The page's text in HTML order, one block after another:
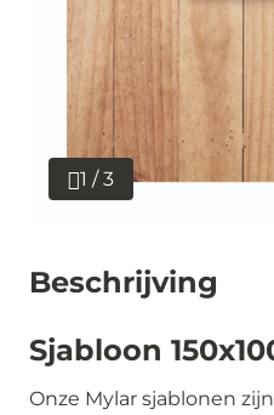
1 / 3
Beschrijving
Sjabloon
Onze Mylar sjablonen